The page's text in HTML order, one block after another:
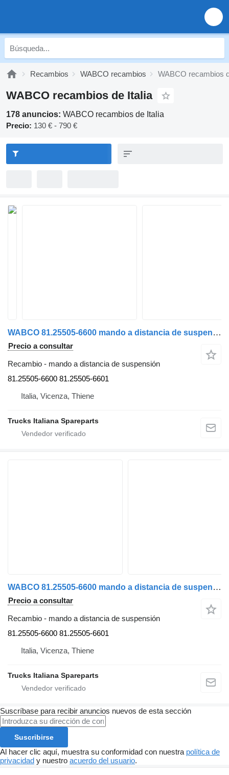
Recambios WABCO recambios WABCO recambios
WABCO recambios de Italia
178 anuncios: WABCO recambios de Italia
Precio: 130 € - 790 €
WABCO 81.25505-6600 mando a distancia de suspensión para MAN TG-A 2000>2007 camión
Precio a consultar
Recambio - mando a distancia de suspensión
81.25505-6600 81.25505-6601
Italia, Vicenza, Thiene
Trucks Italiana Spareparts
WABCO 81.25505-6600 mando a distancia de suspensión para MAN TG-A 2000>2007 camión
Precio a consultar
Recambio - mando a distancia de suspensión
81.25505-6600 81.25505-6601
Italia, Vicenza, Thiene
Trucks Italiana Spareparts
Suscríbase para recibir anuncios nuevos de esta sección
Suscribirse
Al hacer clic aquí, muestra su conformidad con nuestra política de
privacidad y nuestro acuerdo del usuario.